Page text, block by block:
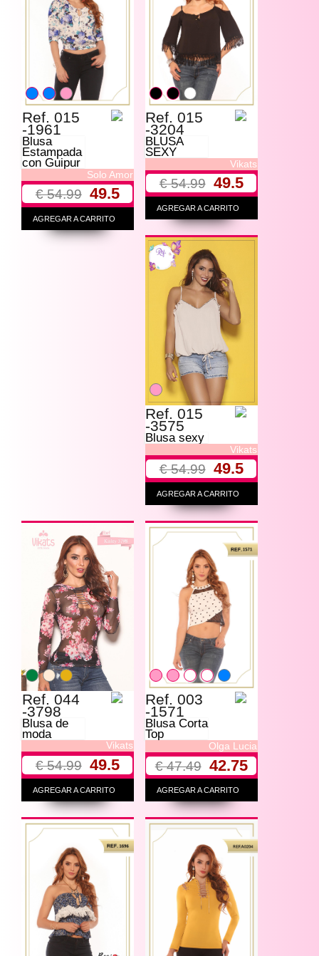
Ref. 015
-1961
Blusa
Estampada
con Guipur
Solo Amor
€ 54.99 49.5
AGREGAR A CARRITO
Ref. 015
-3204
BLUSA
SEXY
Vikats
€ 54.99 49.5
AGREGAR A CARRITO
Ref. 015
-3575
Blusa sexy
Vikats
€ 54.99 49.5
AGREGAR A CARRITO
Ref. 044
-3798
Blusa de
moda
Vikats
€ 54.99 49.5
AGREGAR A CARRITO
Ref. 003
-1571
Blusa Corta
Top
Olga Lucia
€ 47.49 42.75
AGREGAR A CARRITO